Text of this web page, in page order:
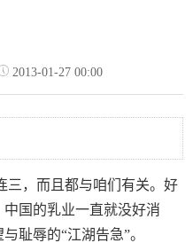
2013-01-27 00:00
，而且都与咱们有关。好
国的乳业一直就没好消
耻辱的“江湖告急”。